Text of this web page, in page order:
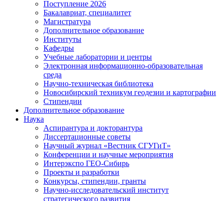
Поступление 2026
Бакалавриат, специалитет
Магистратура
Дополнительное образование
Институты
Кафедры
Учебные лаборатории и центры
Электронная информационно-образовательная
среда
Научно-техническая библиотека
Новосибирский техникум геодезии и картографии
Стипендии
Дополнительное образование
Наука
Аспирантура и докторантура
Диссертационные советы
Научный журнал «Вестник СГУГиТ»
Конференции и научные мероприятия
Интерэкспо ГЕО-Сибирь
Проекты и разработки
Конкурсы, стипендии, гранты
Научно-исследовательский институт
стратегического развития